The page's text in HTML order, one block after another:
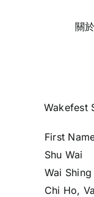
關
Wakefest
First
Shu Wai
Wai Shing
Chi Ho,